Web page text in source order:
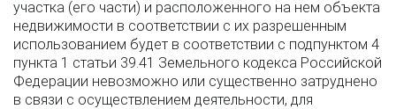
участка (его части) и расположенного на нем объекта
недвижимости в соответствии с их разрешенным
использованием будет в соответствии с подпунктом 4
пункта 1 статьи 39.41 Земельного кодекса Российской
Федерации невозможно или существенно затруднено
в связи с осуществлением деятельности, для